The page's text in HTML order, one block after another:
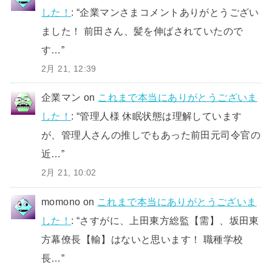
した！ : “企業マンさまコメントありがとうござい
ました！ 前田さん、髪を伸ばされていたので
す…”
2月 21, 12:39
企業マン on これまで本当にありがとうございま
した！ : “管理人様 休眠状態は理解しています
が、管理人さんの推しでもあった前田元司令官の
近…”
2月 21, 10:02
momono on これまで本当にありがとうございま
した！ : “さすがに、上田東方総監【需】、坂田東
方幕僚長【輸】はないと思います！ 職種学校
長…”